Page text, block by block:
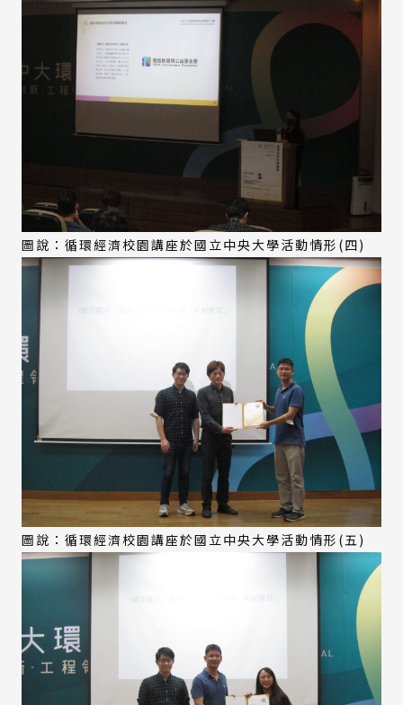
圖說：循環經濟校園講座於國立中央大學活動情形(四)
圖說：循環經濟校園講座於國立中央大學活動情形(五)